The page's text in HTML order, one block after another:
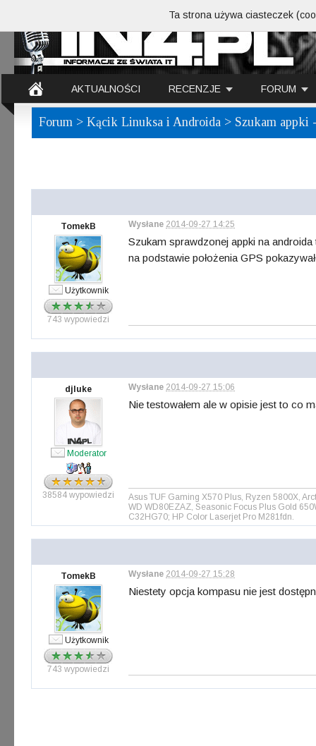
AKTUALNOŚCI RECENZJE FORUM
Forum > Kącik Linuksa i Androida > Szukam appki
TomekB
Użytkownik
743 wypowiedzi
Wysłane 2014-09-27 14:25
Szukam sprawdzonej appki na
na podstawie położenia GPS
djluke
Moderator
38584 wypowiedzi
Wysłane 2014-09-27 15:06
Nie testowałem ale w opisie jest to co
Asus TUF Gaming X570 Plus, Ryzen 5800X,
WD WD80EZAZ, Seasonic Focus Plus Gold
C32HG70; HP Color Laserjet Pro M281fdn.
TomekB
Użytkownik
743 wypowiedzi
Wysłane 2014-09-27 15:28
Niestety opcja kompasu nie jest
Ta strona używa ciasteczek